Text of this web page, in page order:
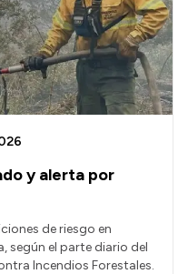
y alerta por
de riesgo en
según el parte diario del
Incendios Forestales.